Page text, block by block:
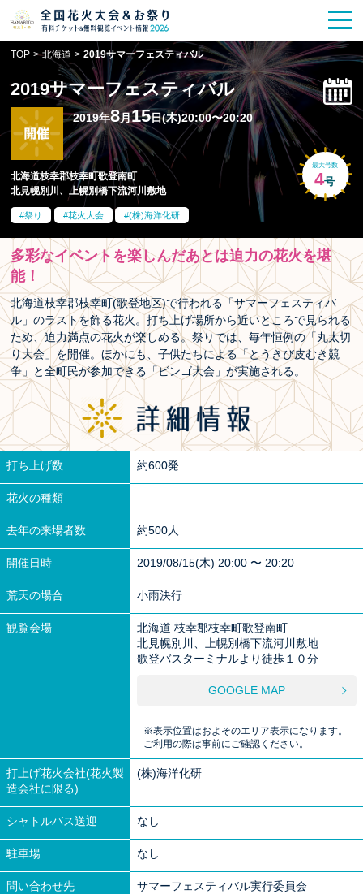
花火大会
HANABITOの道
有料観覧席 販売一覧
ポスター一覧
SPICE
今週末開催花火・祭一覧
TOP
TOP > 北海道 > 2019サマーフェスティバル
2019サマーフェスティバル
最大号数
4号
2019年8月15日(木)20:00〜20:20
北海道枝幸郡枝幸町歌登南町
北見幌別川、上幌別橋下流河川敷地
祭り 花火大会 (株)海洋化研
多彩なイベントを楽しんだあとは迫力の花火を堪
能！
北海道枝幸郡枝幸町(歌登地区)で行われる「サマーフェスティバ
ル」のラストを飾る花火。打ち上げ場所から近いところで見られる
ため、迫力満点の花火が楽しめる。祭りでは、毎年恒例の「丸太切
り大会」を開催。ほかにも、子供たちによる「とうきび皮むき競
争」と全町民が参加できる「ビンゴ大会」が実施される。
打ち上げ数 約600発
花火の種類
去年の来場者数 約500人
開催日時 2019/08/15(木) 20:00 〜 20:20
荒天の場合 小雨決行
観覧会場
北海道 枝幸郡枝幸町歌登南町
北見幌別川、上幌別橋下流河川敷地
歌登バスターミナルより徒歩１０分
GOOGLE MAP
※表示位置はおよそのエリア表示になります。
ご利用の際は事前にご確認ください。
打上げ花火会社(花火製
造会社に限る)
(株)海洋化研
シャトルバス送迎 なし
駐車場 なし
問い合わせ先
サマーフェスティバル実行委員会